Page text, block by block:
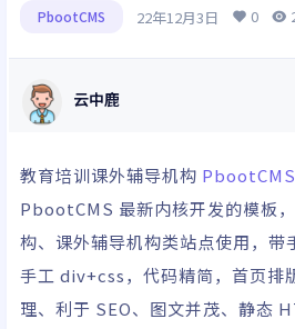
PbootCMS 22年12月3日 0
云中鹿
教育培训课外辅导机构 PbootCMS
PbootCMS 最新内核开发的模板
构、课外辅导机构类站点使用，带
手工 div+css，代码精简，首页排
理、利于 SEO、图文并茂、静态